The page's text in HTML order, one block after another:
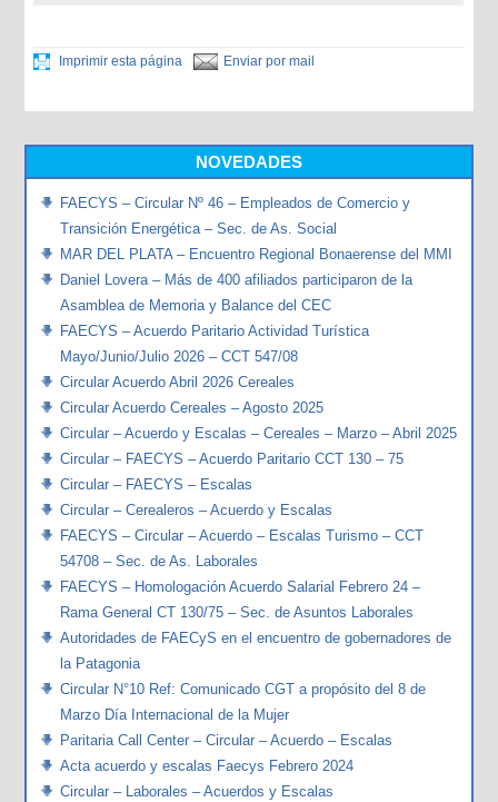
Imprimir esta página Enviar por mail
NOVEDADES
FAECYS – Circular Nº 46 – Empleados de Comercio y
Transición Energética – Sec. de As. Social
MAR DEL PLATA – Encuentro Regional Bonaerense del MMI
Daniel Lovera – Más de 400 afiliados participaron de la
Asamblea de Memoria y Balance del CEC
FAECYS – Acuerdo Paritario Actividad Turística
Mayo/Junio/Julio 2026 – CCT 547/08
Circular Acuerdo Abril 2026 Cereales
Circular Acuerdo Cereales – Agosto 2025
Circular – Acuerdo y Escalas – Cereales – Marzo – Abril 2025
Circular – FAECYS – Acuerdo Paritario CCT 130 – 75
Circular – FAECYS – Escalas
Circular – Cerealeros – Acuerdo y Escalas
FAECYS – Circular – Acuerdo – Escalas Turismo – CCT
54708 – Sec. de As. Laborales
FAECYS – Homologación Acuerdo Salarial Febrero 24 –
Rama General CT 130/75 – Sec. de Asuntos Laborales
Autoridades de FAECyS en el encuentro de gobernadores de
la Patagonia
Circular N°10 Ref: Comunicado CGT a propósito del 8 de
Marzo Día Internacional de la Mujer
Paritaria Call Center – Circular – Acuerdo – Escalas
Acta acuerdo y escalas Faecys Febrero 2024
Circular – Laborales – Acuerdos y Escalas